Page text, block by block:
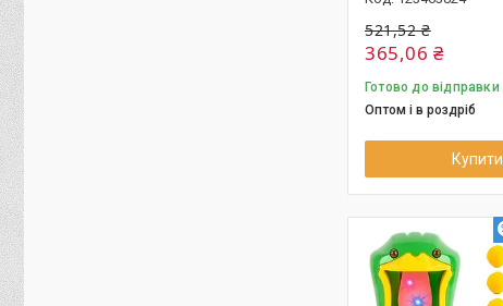
521,52 ₴
365,06 ₴
Готово до відправки
Оптом і в роздріб
Купити